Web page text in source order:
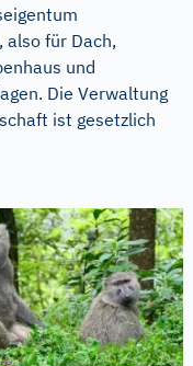
für Dach,
und
Die Verwaltung
ist gesetzlich